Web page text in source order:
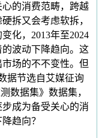
的消费范畴，跨越
拆又会考虑软拆，
化，2013年至2024
波动下降趋向。这
场的不不变性。但
据节选自艾媒征询
数据集》数据集，
成为备受关心的消
趋向？